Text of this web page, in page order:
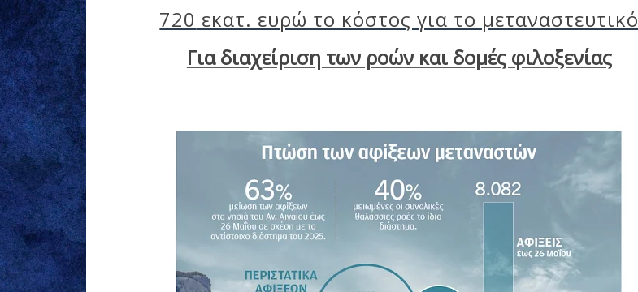
720 εκατ. ευρώ το κόστος για το μεταναστευτικό
Για διαχείριση των ροών και δομές φιλοξενίας